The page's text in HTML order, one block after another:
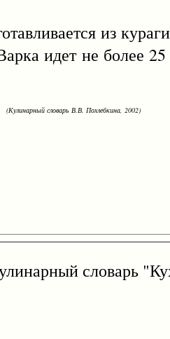
из кураги,
идет не более
(Кулинарный словарь В.В. Похлебкина, 2002)
словарь